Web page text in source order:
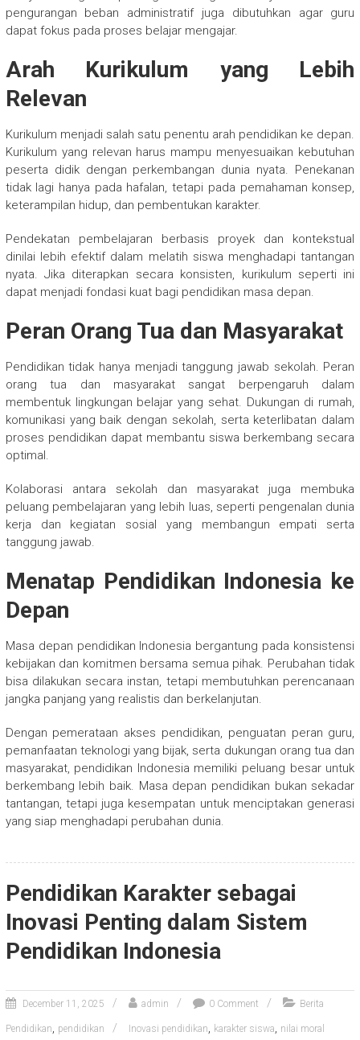
pengurangan beban administratif juga dibutuhkan agar guru
dapat fokus pada proses belajar mengajar.
Arah Kurikulum yang Lebih
Relevan
Kurikulum menjadi salah satu penentu arah pendidikan ke depan.
Kurikulum yang relevan harus mampu menyesuaikan kebutuhan
peserta didik dengan perkembangan dunia nyata. Penekanan
tidak lagi hanya pada hafalan, tetapi pada pemahaman konsep,
keterampilan hidup, dan pembentukan karakter.
Pendekatan pembelajaran berbasis proyek dan kontekstual
dinilai lebih efektif dalam melatih siswa menghadapi tantangan
nyata. Jika diterapkan secara konsisten, kurikulum seperti ini
dapat menjadi fondasi kuat bagi pendidikan masa depan.
Peran Orang Tua dan Masyarakat
Pendidikan tidak hanya menjadi tanggung jawab sekolah. Peran
orang tua dan masyarakat sangat berpengaruh dalam
membentuk lingkungan belajar yang sehat. Dukungan di rumah,
komunikasi yang baik dengan sekolah, serta keterlibatan dalam
proses pendidikan dapat membantu siswa berkembang secara
optimal.
Kolaborasi antara sekolah dan masyarakat juga membuka
peluang pembelajaran yang lebih luas, seperti pengenalan dunia
kerja dan kegiatan sosial yang membangun empati serta
tanggung jawab.
Menatap Pendidikan Indonesia ke
Depan
Masa depan pendidikan Indonesia bergantung pada konsistensi
kebijakan dan komitmen bersama semua pihak. Perubahan tidak
bisa dilakukan secara instan, tetapi membutuhkan perencanaan
jangka panjang yang realistis dan berkelanjutan.
Dengan pemerataan akses pendidikan, penguatan peran guru,
pemanfaatan teknologi yang bijak, serta dukungan orang tua dan
masyarakat, pendidikan Indonesia memiliki peluang besar untuk
berkembang lebih baik. Masa depan pendidikan bukan sekadar
tantangan, tetapi juga kesempatan untuk menciptakan generasi
yang siap menghadapi perubahan dunia.
Pendidikan Karakter sebagai
Inovasi Penting dalam Sistem
Pendidikan Indonesia
December 11, 2025 admin 0 Comment Berita
Pendidikan, pendidikan Inovasi pendidikan, karakter siswa, nilai moral